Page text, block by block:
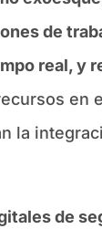
de
real, y
en
la
de